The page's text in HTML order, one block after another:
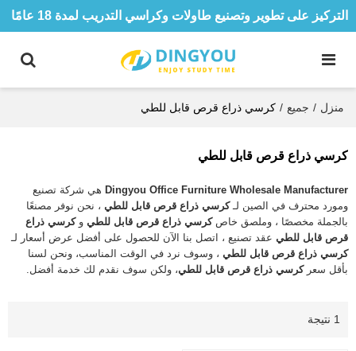
التركيز على تطوير وتصنيع طاولات وكراسي التدريب لمدة 18 عامًا
منزل / جميع / كرسي ذراع قرص قابل للطي
كرسي ذراع قرص قابل للطي
Dingyou Office Furniture Wholesale Manufacturer هي شركة تصنيع
ومورد محترف في الصين لـكرسي ذراع قرص قابل للطي ، نحن نوفر مصنعًا
بالجملة مخصصًا ، وملصق خاصكرسي ذراع قرص قابل للطي وكرسي ذراع
قرص قابل للطي عقد تصنيع ، اتصل بنا الآن للحصول على أفضل عرض أسعار لـ
كرسي ذراع قرص قابل للطي ، وسوف نرد في الوقت المناسب، ونحن لسنا
بأقل سعركرسي ذراع قرص قابل للطي، ولكن سوف نقدم لك خدمة أفضل.
1 نتيجة